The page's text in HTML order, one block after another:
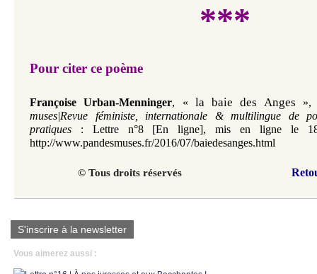
***
Pour citer ce poème
Françoise Urban-Menninger, « la baie des Anges »
muses|Revue féministe, internationale & multilingue de
pratiques : Lettre n°8 [En ligne], mis en ligne le
http://www.pandesmuses.fr/2016/07/baiedesanges.html
© Tous droits réservés
S'inscrire à la newsletter
Vous aimerez aussi :